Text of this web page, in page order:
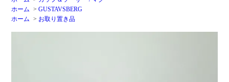
ホーム >GUSTAVSBERG
ホーム > お取り置き品